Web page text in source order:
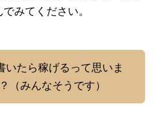
みてください。
いたら稼げるって思いま
（みんなそうです）